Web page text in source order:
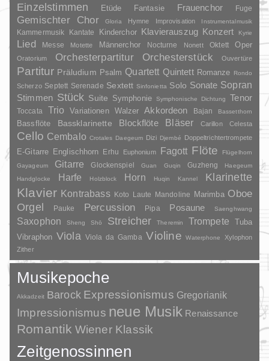
Einzelstimmen
Etüde Fantasie Frauenchor Fuge
Gemischter Chor Gloria Hymne Improvisation Instrumentalmusik
Kammermusik Kantate Kinderchor Klavierauszug Konzert Kyrie
Lied Messe Motette Männerchor Nocturne Nonett Oktett Oper
Oratorium Orchesterpartitur Orchesterstück Ouvertüre
Partitur Präludium Psalm Quartett Quintett Romanze Rondo
Scherzo Septett Serenade Sextett Sinfonietta Solo Sonate Sopran
Stimmen Stück Suite Symphonie Symphonische Dichtung Tenor
Toccata Trio Variationen Walzer Akkordeon Bajan Bassetthorn
Bassflöte Bassklarinette Blockflöte Bläser Carillon Celesta
Cello Cembalo Crotales Daegeum Dizi Djembé Doppeltrichtertrompete
E-Gitarre Englischhorn Erhu Euphonium Fagott Flöte
Flügelhorn
Gayageum
Gitarre Glockenspiel Guan Guqin Guzheng
Haegeum
Handglocke
Harfe Holzblock Horn Huqin Kannel Klarinette
Klavier Kontrabass Koto Laute Mandoline Marimba Oboe
Orgel Pauke Percussion Pipa Posaune Saenghwang
Saxophon Sheng Shō Streicher Theremin Trompete
Tuba
Vibraphon Viola Viola da Gamba Violine Waterphone
Xylophon
Zither
Musikepoche
Akkadzeit Barock Expressionismus Gregorianik
Impressionismus neue Musik Renaissance
Romantik Wiener Klassik
Zeitgenossinnen